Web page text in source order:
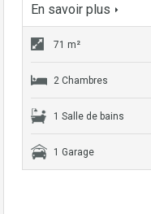
En savoir plus
71 m²
2 Chambres
1 Salle de bains
1 Garage